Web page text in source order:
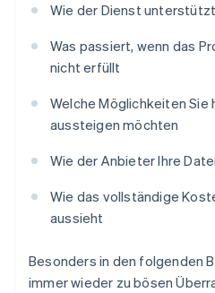
Wie der Dienst
Was passiert, wenn das
nicht erfüllt
Welche Möglichkeiten Sie
aussteigen möchten
Wie der Anbieter Ihre
Wie das vollständige
aussieht
Besonders in den folgenden
immer wieder zu bösen